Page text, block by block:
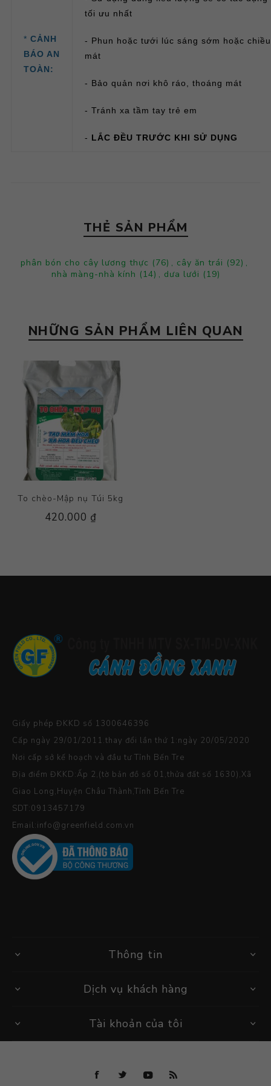
* CẢNH
BÁO AN
TOÀN:
tối ưu nhất
- Phun hoặc tưới lúc sáng sớm hoặc chiều
mát
- Bảo quản nơi khô ráo, thoáng mát
- Tránh xa tầm tay trẻ em
- LẮC ĐỀU TRƯỚC KHI SỬ DỤNG
THẺ SẢN PHẨM
phân bón cho cây lương thực (76) , cây ăn trái (92) ,
nhà màng-nhà kính (14) , dưa lưới (19)
NHỮNG SẢN PHẨM LIÊN QUAN
To chèo-Mập nụ Túi 5kg
420.000 ₫
Giấy phép ĐKKD số 1300646396
Cấp ngày 29/01/2011.thay đổi lần thứ 1:ngày 20/05/2020
Nơi cấp sở kế hoạch và đầu tư Tỉnh Bến Tre
Địa điểm ĐKKD:Ấp 2,(tờ bản đồ số 01,thửa đất số 1630),Xã
Giao Long,Huyện Châu Thành,Tỉnh Bến Tre
SDT:0913457179
Email:info@greenfield.com.vn
Thông tin
Dịch vụ khách hàng
Tài khoản của tôi